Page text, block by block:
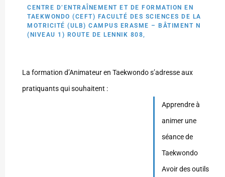
CENTRE D’ENTRAÎNEMENT ET DE FORMATION EN
TAEKWONDO (CEFT) FACULTÉ DES SCIENCES DE LA
MOTRICITÉ (ULB) CAMPUS ERASME – BÂTIMENT N
(NIVEAU 1) ROUTE DE LENNIK 808,
La formation d’Animateur en Taekwondo s’adresse aux
pratiquants qui souhaitent :
Apprendre à
animer une
séance de
Taekwondo
Avoir des outils